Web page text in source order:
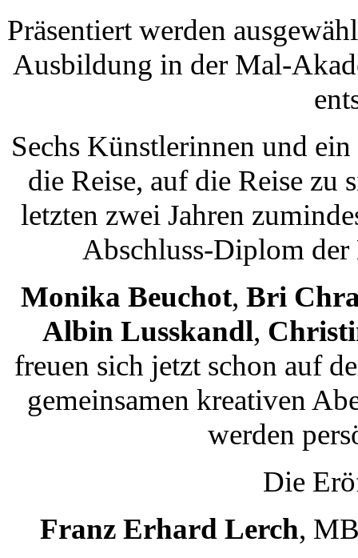
Präsentiert werden
Ausbildung in der Mal-
Sechs Künstlerinnen und
die Reise, auf die Reise zu
letzten zwei Jahren
Abschluss-Diplom
Monika Beuchot, Bri
Albin Lusskandl,
freuen sich jetzt schon auf
gemeinsamen kreativen
werden
Die
Franz Erhard Lerch,